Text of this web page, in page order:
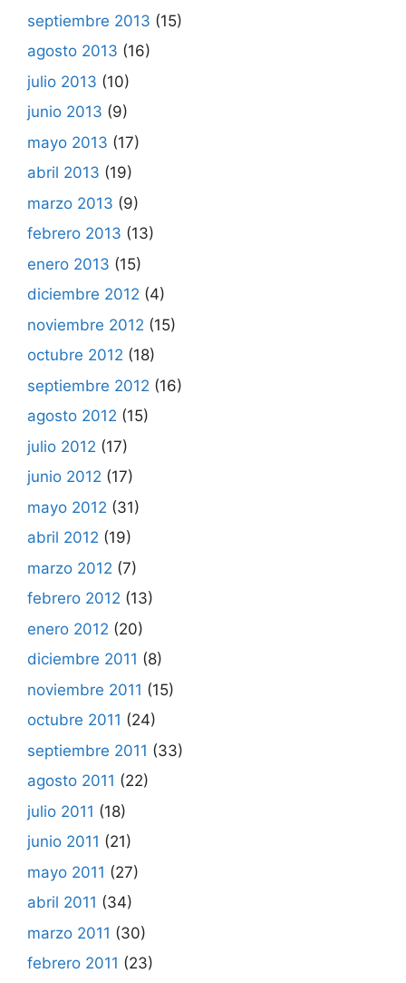
septiembre 2013 (15)
agosto 2013 (16)
julio 2013 (10)
junio 2013 (9)
mayo 2013 (17)
abril 2013 (19)
marzo 2013 (9)
febrero 2013 (13)
enero 2013 (15)
diciembre 2012 (4)
noviembre 2012 (15)
octubre 2012 (18)
septiembre 2012 (16)
agosto 2012 (15)
julio 2012 (17)
junio 2012 (17)
mayo 2012 (31)
abril 2012 (19)
marzo 2012 (7)
febrero 2012 (13)
enero 2012 (20)
diciembre 2011 (8)
noviembre 2011 (15)
octubre 2011 (24)
septiembre 2011 (33)
agosto 2011 (22)
julio 2011 (18)
junio 2011 (21)
mayo 2011 (27)
abril 2011 (34)
marzo 2011 (30)
febrero 2011 (23)